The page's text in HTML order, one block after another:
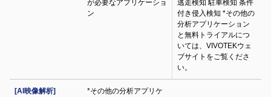
が必要なアプリケーショ
ン
逃走検知 駐車検知 条件
付き侵入検知 *その他の
分析アプリケーション
と無料トライアルにつ
いては、VIVOTEKウェ
ブサイトをご覧くださ
い。
[AI映像解析]
*その他の分析アプリケ